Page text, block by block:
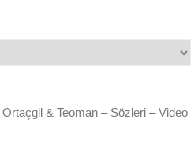
& Teoman – Sözleri – Video